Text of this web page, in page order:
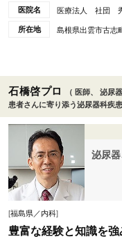
医院名 医療法人 社団
所在地 島根県出雲市古志
石橋啓プロ
（ 医師、 泌尿
患者さんに寄り添う泌尿器科疾
泌尿
[福島県／内科]
豊富な経験と知識を